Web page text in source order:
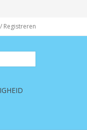
Registreren